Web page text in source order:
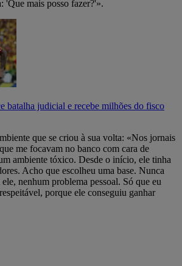
'Que mais posso fazer?'».
batalha judicial e recebe milhões do fisco
que se criou à sua volta: «Nos jornais
me focavam no banco com cara de
ambiente tóxico. Desde o início, ele tinha
Acho que escolheu uma base. Nunca
nenhum problema pessoal. Só que eu
porque ele conseguiu ganhar